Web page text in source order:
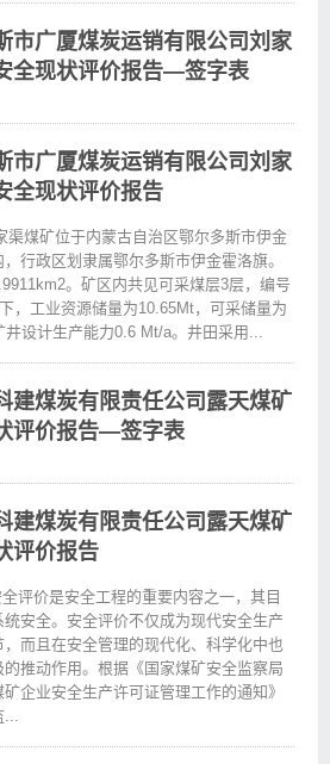
市广厦煤炭运销有限公司刘家
全现状评价报告—签字表
市广厦煤炭运销有限公司刘家
全现状评价报告
煤矿位于内蒙古自治区鄂尔多斯市伊金
行政区划隶属鄂尔多斯市伊金霍洛旗。
。矿区内共见可采煤层3层，编号
，工业资源储量为10.65Mt，可采储量为
井设计生产能力0.6 Mt/a。井田采用...
建煤炭有限责任公司露天煤矿
评价报告—签字表
建煤炭有限责任公司露天煤矿
评价报告
价是安全工程的重要内容之一，其目
统安全。安全评价不仅成为现代安全生产
，而且在安全管理的现代化、科学化中也
的推动作用。根据《国家煤矿安全监察局
企业安全生产许可证管理工作的通知》
...